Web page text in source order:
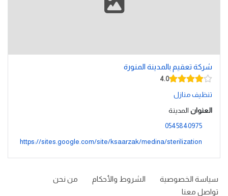
شركة تعقيم بالمدينة المنورة
4.0
تنظيف منازل
العنوان المدينة
0545840975
https://sites.google.com/site/ksaarzak/medina/sterilization
سياسة الخصوصية الشروط والأحكام
من نحن
تواصل معنا